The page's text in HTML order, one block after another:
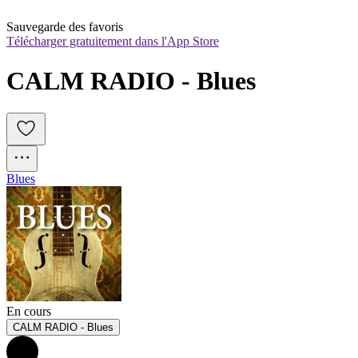
Sauvegarde des favoris
Télécharger gratuitement dans l'App Store
CALM RADIO - Blues
Blues
En cours
CALM RADIO - Blues